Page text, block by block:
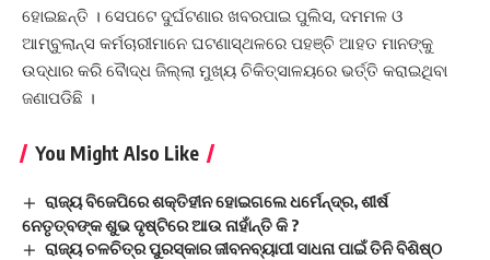
ହୋଇଛନ୍ତି । ସେପଟେ ଦୁର୍ଘଟଣାର ଖବରପାଇ ପୁଲିସ, ଦମମଳ ଓ
ଆମ୍ବୁଲାନ୍ସ କର୍ମଚାରୀମାନେ ଘଟଣାସ୍ଥଳରେ ପହଞ୍ଚି ଆହତ ମାନଙ୍କୁ
ଉଦ୍ଧାର କରି ବୈାଦ୍ଧ ଜିଲ୍ଲା ମୁଖ୍ୟ ଚିକିତ୍ସାଳୟରେ ଭର୍ତ୍ତି କରାଇଥିବା
ଜଣାପଡିଛି ।
You Might Also Like
ରାଜ୍ୟ ବିଜେପିରେ ଶକ୍ତିହୀନ ହୋଇଗଲେ ଧର୍ମେନ୍ଦ୍ର, ଶୀର୍ଷ
ନେତୃତ୍ବଙ୍କ ଶୁଭ ଦୃଷ୍ଟିରେ ଆଉ ନାହାଁନ୍ତି କି ?
ରାଜ୍ୟ ଚଳଚିତ୍ର ପୁରସ୍କାର ଜୀବନବ୍ୟାପୀ ସାଧନା ପାଇଁ ତିନି ବିଶିଷ୍ଠ